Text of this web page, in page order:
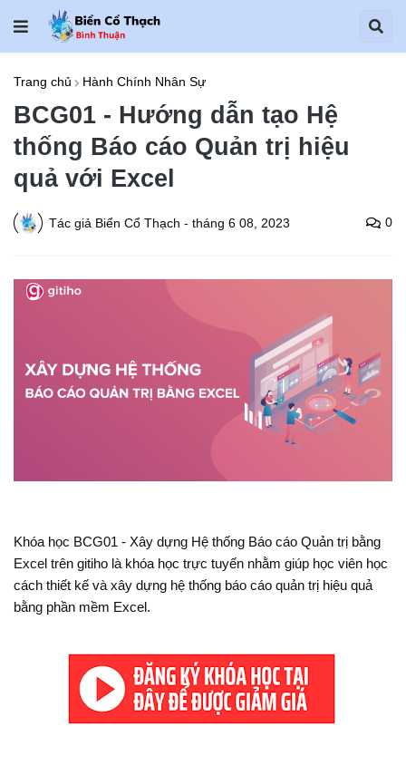
Trang chủ Hành Chính Nhân Sự
BCG01 - Hướng dẫn tạo Hệ
thống Báo cáo Quản trị hiệu
quả với Excel
Tác giả Biển Cổ Thạch - tháng 6 08, 2023 0
Khóa học BCG01 - Xây dựng Hệ thống Báo cáo Quản trị bằng
Excel trên gitiho là khóa học trực tuyến nhằm giúp học viên học
cách thiết kế và xây dựng hệ thống báo cáo quản trị hiệu quả
bằng phần mềm Excel.